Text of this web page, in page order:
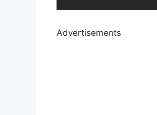
Advertisements